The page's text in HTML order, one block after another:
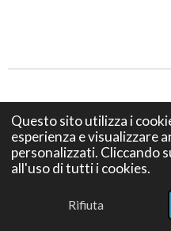
Questo sito utilizza i
esperienza e visualizzare
personalizzati. Cliccando
all'uso di tutti i cookies.
Rifiuta
Privacy e Cookies policy
Termini e Condizioni di
© 2024 Bottega S. Teresa
Firenze - P. IVA